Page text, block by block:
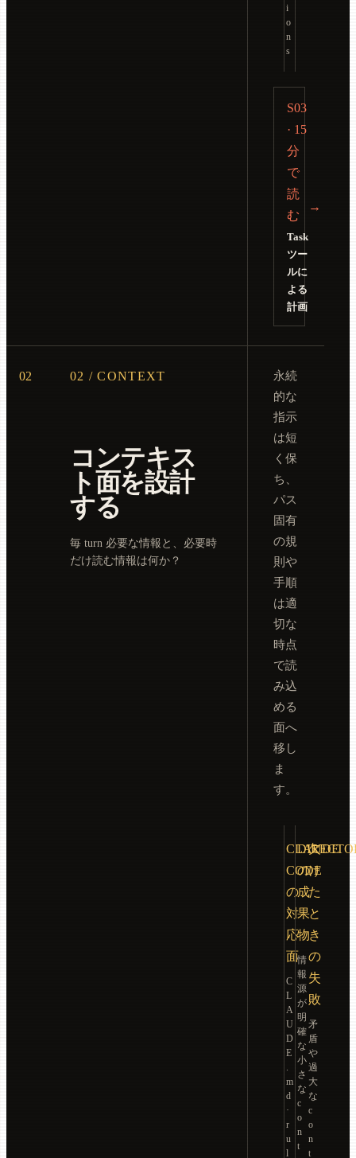
i
o
n
s
S03
· 15
分
で
読
む
Task
ツー
ルに
よる
計画
→
02 02 / CONTEXT
コンテキス
ト面を設計
する
毎 turn 必要な情報と、必要時
だけ読む情報は何か？
永続
的な
指示
は短
く保
ち、
パス
固有
の規
則や
手順
は適
切な
時点
で読
み込
める
面へ
移し
ま
す。
CLAUDE
CODE
の
対
応
面
C
L
A
U
D
E
.
m
d
·
r
u
l
の
成
果
物
情
報
源
が
明
確
な
小
さ
な
c
o
n
t
欠
け
た
と
き
の
失
敗
矛
盾
や
過
大
な
c
o
n
t